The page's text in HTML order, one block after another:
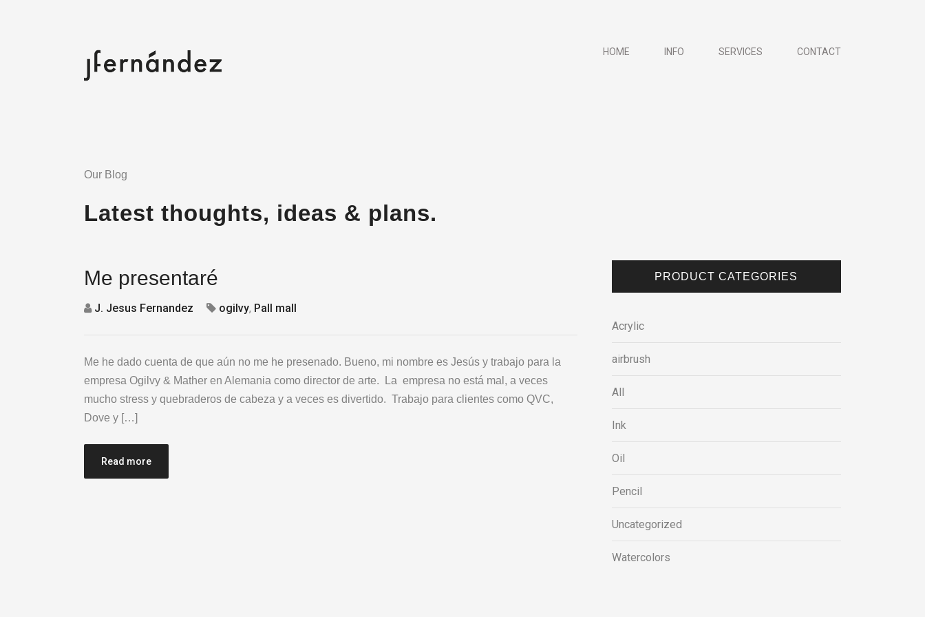
HOME INFO SERVICES CONTACT
Our Blog
Latest thoughts, ideas & plans.
Me presentaré
J. Jesus Fernandez ogilvy, Pall mall
Me he dado cuenta de que aún no me he presenado. Bueno, mi nombre es Jesús y trabajo para la
empresa Ogilvy & Mather en Alemania como director de arte. La empresa no está mal, a veces
mucho stress y quebraderos de cabeza y a veces es divertido. Trabajo para clientes como QVC,
Dove y […]
Read more
PRODUCT CATEGORIES
Acrylic
airbrush
All
Ink
Oil
Pencil
Uncategorized
Watercolors